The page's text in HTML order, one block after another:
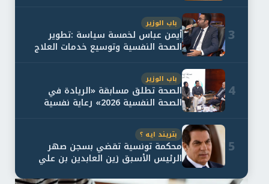
3
باب الوزير
أيمن عباس لخمسة سياسة :تطوير
الصحة النفسية وتوسيع خدمات العلاج
4
باب الوزير
الصحة تطلق مسابقة «الريادة في
الصحة النفسية 2026» رعاية نفسية
5
بتريند ايه ؟
محكمة تونسية تقضي بسجن صهر
الرئيس الأسبق زين العابدين بن علي